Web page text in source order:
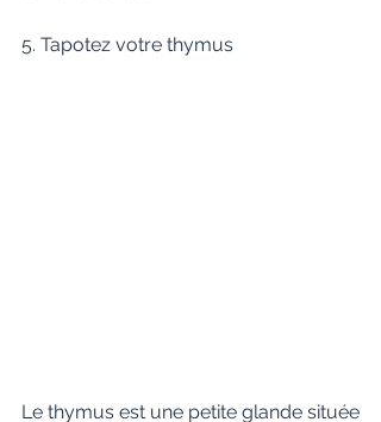
5. Tapotez votre thymus
Le thymus est une petite glande située